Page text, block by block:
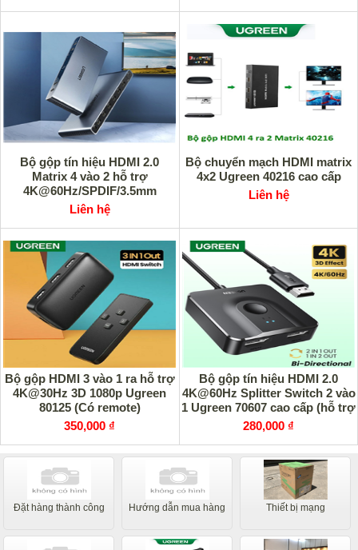
Bộ gộp tín hiệu HDMI 2.0
Matrix 4 vào 2 hỗ trợ
4K@60Hz/SPDIF/3.5mm
Ugreen 70435 cao cấp
Liên hệ
Bộ chuyển mạch HDMI matrix
4x2 Ugreen 40216 cao cấp
Liên hệ
Bộ gộp HDMI 3 vào 1 ra hỗ trợ
4K@30Hz 3D 1080p Ugreen
80125 (Có remote)
350,000 ₫
Bộ gộp tín hiệu HDMI 2.0
4K@60Hz Splitter Switch 2 vào
1 Ugreen 70607 cao cấp (hỗ trợ
2 chiều)
280,000 ₫
Đặt hàng thành công Hướng dẫn mua hàng Thiết bị mạng